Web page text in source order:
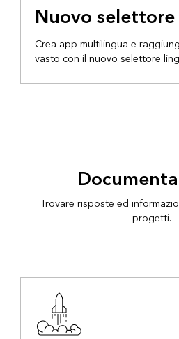
Nuovo
Crea app multilingua e
vasto con il nuovo selettore
Trovare risposte ed
progetti.